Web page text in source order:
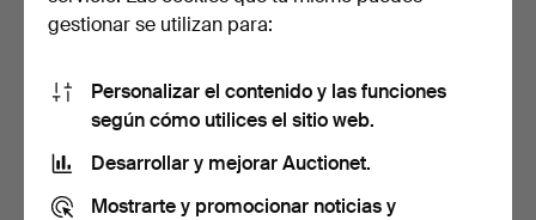
tableros de piedr…
gestionar se utilizan para:
Personalizar el contenido y las funciones
según cómo utilices el sitio web.
Desarrollar y mejorar Auctionet.
Mostrarte y promocionar noticias y